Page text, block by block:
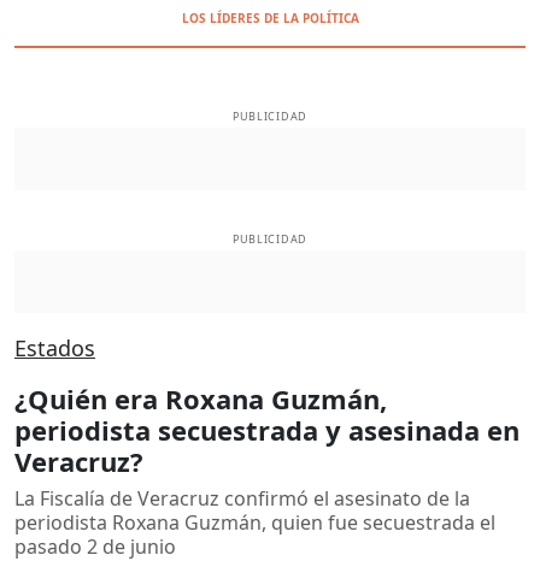
LOS LÍDERES DE LA POLÍTICA
PUBLICIDAD
PUBLICIDAD
Estados
¿Quién era Roxana Guzmán,
periodista secuestrada y asesinada en
Veracruz?
La Fiscalía de Veracruz confirmó el asesinato de la
periodista Roxana Guzmán, quien fue secuestrada el
pasado 2 de junio